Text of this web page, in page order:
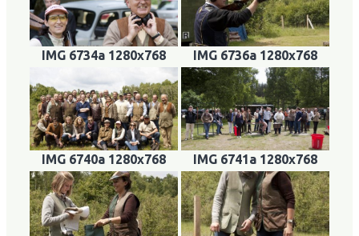
IMG 6734a 1280x768 IMG 6736a 1280x768
IMG 6740a 1280x768 IMG 6741a 1280x768